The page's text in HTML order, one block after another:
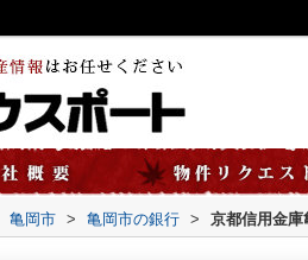
亀岡市 > 亀岡市の銀行 > 京都信用金庫